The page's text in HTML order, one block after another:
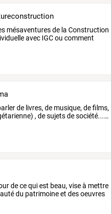
mésaventuresde la Construction
avec IGCou comment
de livres, de musique, defilms,
, desujetsdesociété...…
decequiest beau, viseà mettre
du patrimoineet desoeuvres